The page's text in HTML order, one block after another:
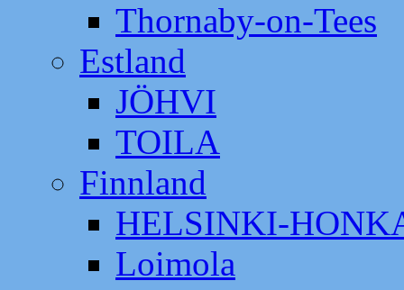
Thornaby-on-Tees
Estland
JÖHVI
TOILA
Finnland
HELSINKI-
Loimola